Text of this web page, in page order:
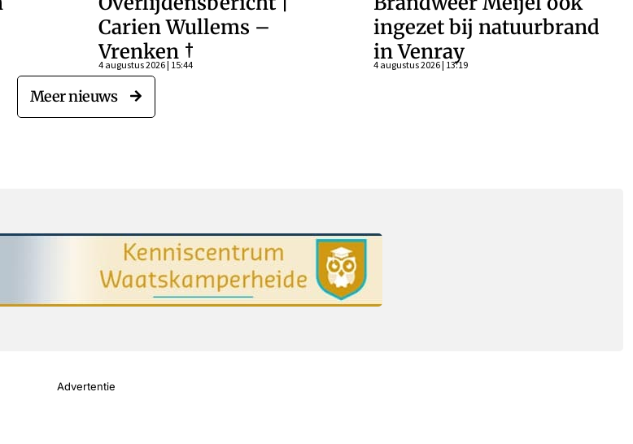
Carien Wullems –
Vrenken †
4 augustus 2026 | 15:44
ingezet bij natuurbrand
in Venray
4 augustus 2026 | 13:19
Meer nieuws
Advertentie